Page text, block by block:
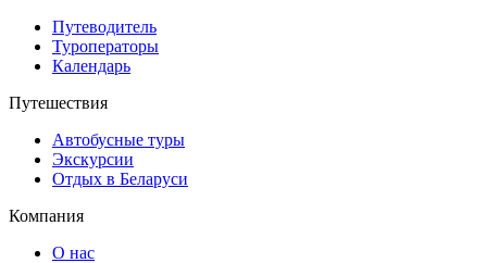
Путеводитель
Туроператоры
Календарь
Путешествия
Автобусные туры
Экскурсии
Отдых в Беларуси
Компания
О нас